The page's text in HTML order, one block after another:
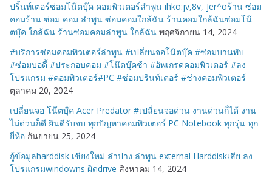
ปริ้นท์เตอร์ซ่อมโน๊ตบุ๊ค คอมพิวเตอร์ลำพูน ihko:jv,8v, ]er^oร้าน ซ่อม
คอมร้าน ซ่อม คอม ลำพูน ซ่อมคอมใกล้ฉัน ร้านคอมใกล้ฉันซ่อมโน๊
ตบุ๊ค ใกล้ฉัน ร้านซ่อมคอมลำพูน ใกล้ฉัน พฤศจิกายน 14, 2024
#บริการซ่อมคอมพิวเตอร์ลำพูน #เปลี่ยนจอโน๊ตบุ๊ค #ซ่อมบานพับ
#ซ่อมบอดี้ #ประกอบคอม #โน๊ตบุ๊คช้า #อัพเกรดคอมพิวเตอร์ #ลง
โปรแกรม #คอมพิวเตอร์#PC #ซ่อมปรินท์เตอร์ #ช่างคอมพิวเตอร์
ตุลาคม 20, 2024
เปลี่ยนจอ โน๊ตบุ๊ค Acer Predator #เปลี่ยนจอด่วน งานด่วนก็ได้ งาน
ไม่ด่วนก็ดี ยินดีรับจบ ทุกปัญหาคอมพิวเตอร์ PC Notebook ทุกรุ่น ทุก
ยี่ห้อ กันยายน 25, 2024
กู้ข้อมูลharddisk เชียงใหม่ ลำปาง ลำพูน external Harddiskเสีย ลง
โปรแกรมwindowns ผิดdrive สิงหาคม 14, 2024